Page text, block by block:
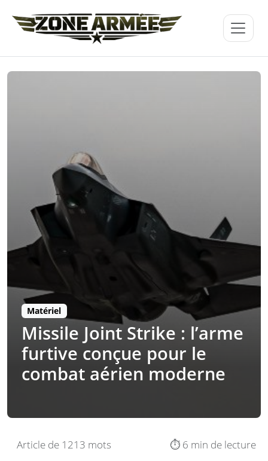
Matériel
Missile Joint Strike : l’arme
furtive conçue pour le
combat aérien moderne
Article de 1213 mots ⏱️ 6 min de lecture